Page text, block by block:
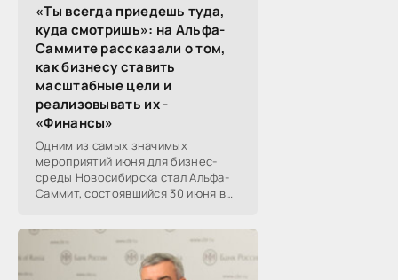
«Ты всегда приедешь туда,
куда смотришь»: на Альфа-
Саммите рассказали о том,
как бизнесу ставить
масштабные цели и
реализовывать их -
«Финансы»
Одним из самых значимых
мероприятий июня для бизнес-
среды Новосибирска стал Альфа-
Саммит, состоявшийся 30 июня в
«Победа». Его участниками
выступили эксперты,